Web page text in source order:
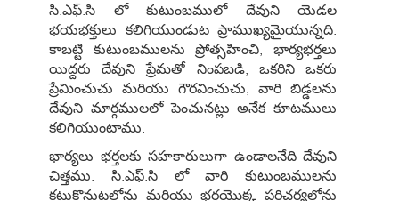
సి.ఎఫ్.సి లో కుటుంబములో దేవుని యెడల
భయభక్తులు కలిగియుండుట ప్రాముఖ్యమైయున్నది.
కాబట్టి కుటుంబములను ప్రోత్సహించి, భార్యభర్తలు
యిద్దరు దేవుని ప్రేమతో నింపబడి, ఒకరిని ఒకరు
ప్రేమించుచు మరియు గౌరవించుచు, వారి బిడ్డలను
దేవుని మార్గములలో పెంచునట్లు అనేక కూటములు
కలిగియుంటాము.
భార్యలు భర్తలకు సహకారులుగా ఉండాలనేది దేవుని
చిత్తము. సి.ఎఫ్.సి లో వారి కుటుంబములను
కట్టుకొనుటలోను మరియు భర్తయొక్క పరిచర్యలోను